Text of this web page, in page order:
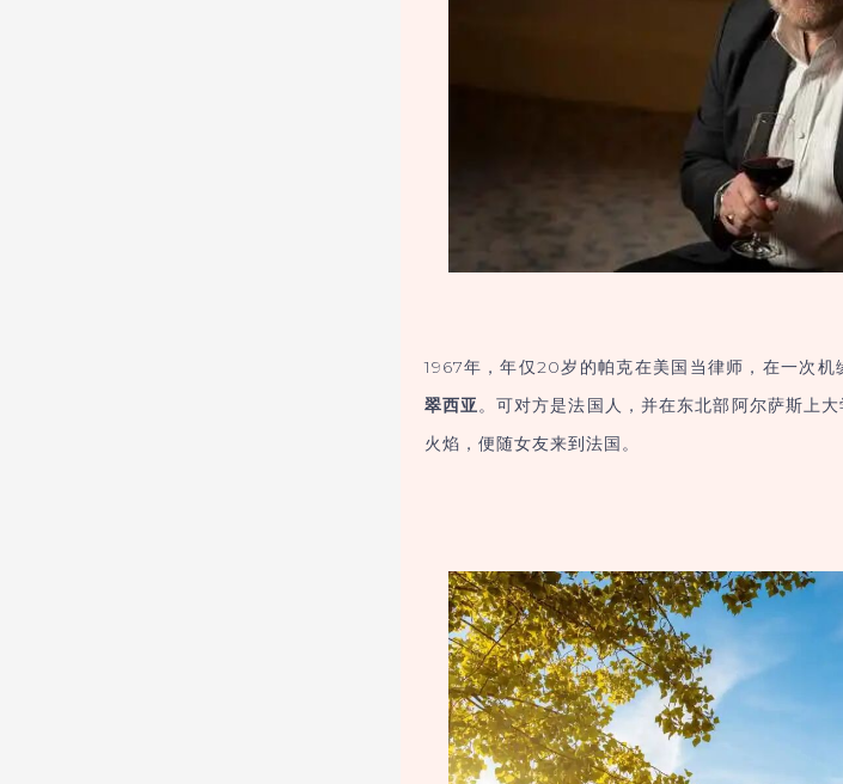
1967年，年仅20岁的帕克在美国当律师，在一次
翠西亚。可对方是法国人，并在东北部阿尔萨斯上
火焰，便随女友来到法国。